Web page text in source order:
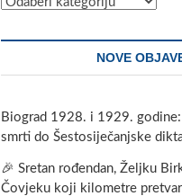
NOVE
Biograd 1928. i 1929.
smrti do Šestosiječanjske
🎉 Sretan rođendan, Željku
Čovjeku koji kilometre